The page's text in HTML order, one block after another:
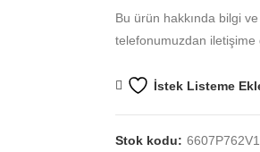
Bu ürün hakkında bilgi
telefonumuzdan iletişime
İstek Listeme
Stok kodu: 6607P762V1